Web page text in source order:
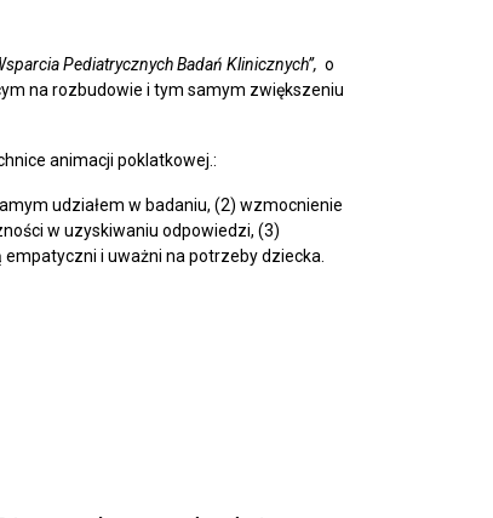
Pediatrycznych Badań Klinicznych”, o
na rozbudowie i tym samym zwiększeniu
animacji poklatkowej.:
udziałem w badaniu, (2) wzmocnienie
w uzyskiwaniu odpowiedzi, (3)
i uważni na potrzeby dziecka.